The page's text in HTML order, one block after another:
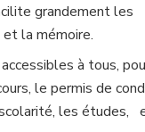
grandement les
la mémoire.
à tous,
le permis de
les études,